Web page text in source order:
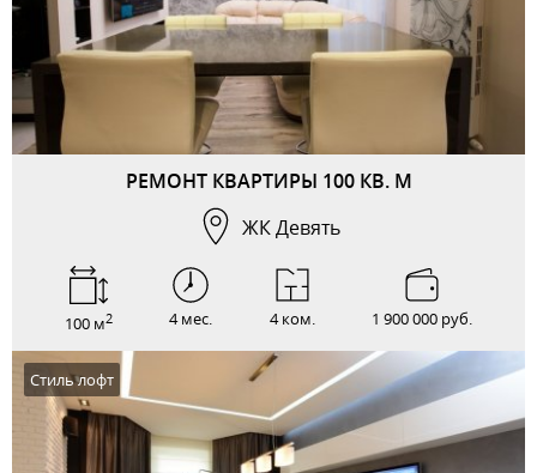
РЕМОНТ КВАРТИРЫ 100 КВ. М
ЖК Девять
100 м2 4 мес. 4 ком. 1 900 000 руб.
Стиль лофт